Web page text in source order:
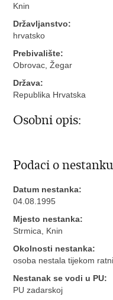
Knin
Državljanstvo:
hrvatsko
Prebivalište:
Obrovac, Žegar
Država:
Republika Hrvatska
Osobni opis:
Podaci o
Datum nestanka:
04.08.1995
Mjesto nestanka:
Strmica, Knin
Okolnosti nestanka:
osoba nestala tijekom
Nestanak se vodi u PU:
PU zadarskoj